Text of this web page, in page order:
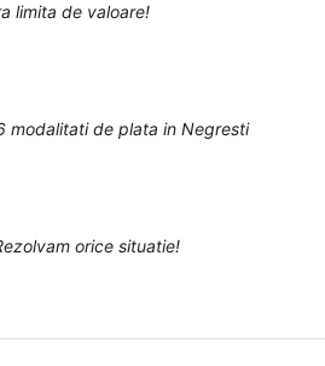
limita de valoare!
modalitati de plata in Negresti
orice situatie!